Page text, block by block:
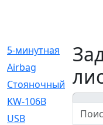
5-минутная
Airbag
Cтояночный
KW-106B
USB